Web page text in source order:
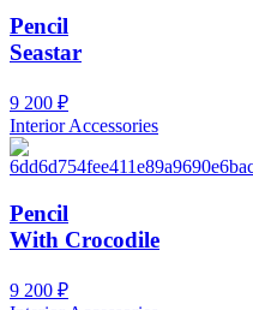
Pencil
Seastar
9 200 ₽
Interior Accessories
Pencil
With Crocodile
9 200 ₽